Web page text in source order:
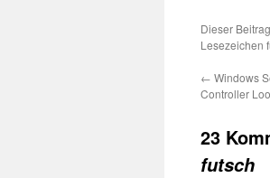
Dieser
Lesezeichen
← Windows
Controller
23
futsch